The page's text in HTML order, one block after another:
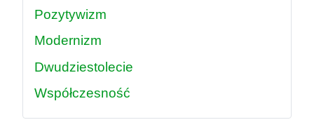
Pozytywizm
Modernizm
Dwudziestolecie
Współczesność